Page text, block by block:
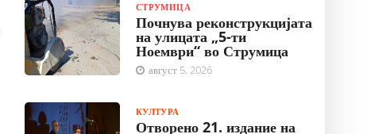
СТРУМИЦА
Почнува реконструкцијата
на улицата „5-ти
Ноември“ во Струмица
август 5, 2026
КУЛТУРА
Отворено 21. издание на